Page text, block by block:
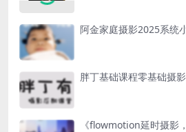
阿金家庭摄影2025系统
胖丁基础课程零基础摄
《flowmotion延时摄影